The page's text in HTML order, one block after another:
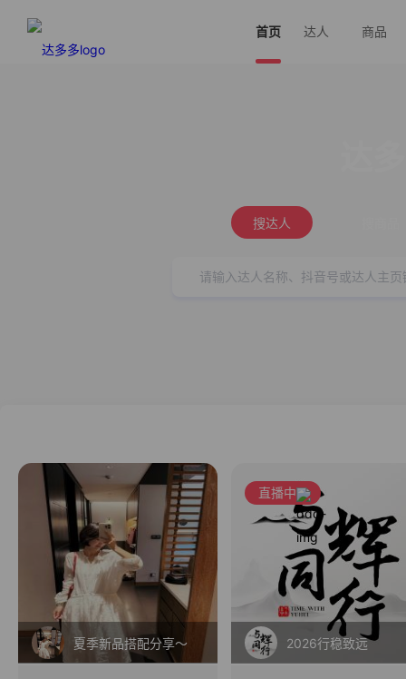
首页 达人 商品
搜达人
夏季新品搭配分享～
直播中
2026行稳致远